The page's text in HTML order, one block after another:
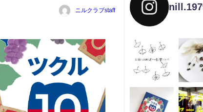
ニルクラブstaff